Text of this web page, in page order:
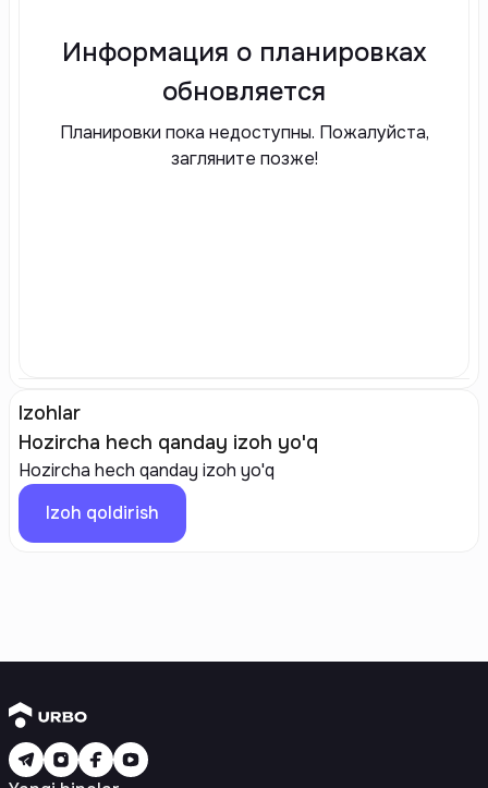
Информация о планировках
обновляется
Планировки пока недоступны. Пожалуйста,
загляните позже!
Izohlar
Hozircha hech qanday izoh yo'q
Hozircha hech qanday izoh yo'q
Izoh qoldirish